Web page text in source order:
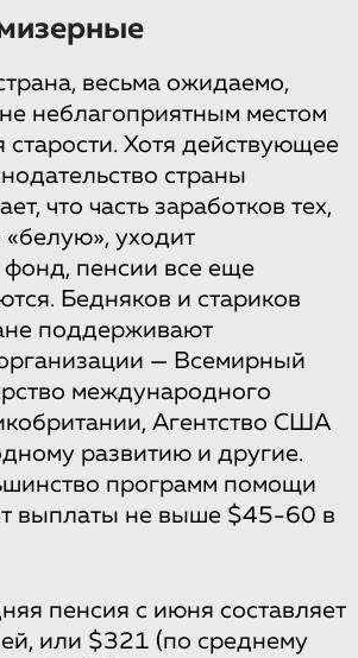
весьма ожидаемо,
неблагоприятным местом
старости. Хотя действующее
страны
что часть заработков тех,
«белую», уходит
пенсии все еще
Бедняков и стариков
поддерживают
— Всемирный
международного
Агентство США
развитию и другие.
программ помощи
выплаты не выше $45-60 в
пенсия с июня составляет
или $321 (по среднему